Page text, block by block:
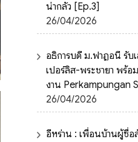
น่ากลัว [Ep.3]
26/04/2026
อธิการบดี ม.ฟาฏอนี รับ
เปอร์ลิส-พระชายา พร้อ
งาน Perkampungan
26/04/2026
อีหร่าน : เพื่อนบ้านผู้ซื่